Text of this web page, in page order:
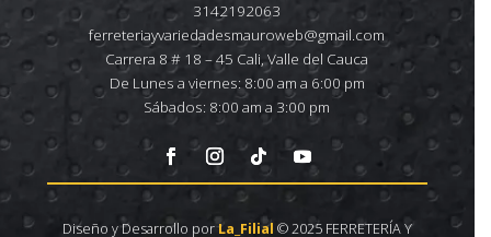
3142192063
ferreteriayvariedadesmauroweb@gmail.com
Carrera 8 # 18 – 45 Cali, Valle del Cauca
De Lunes a viernes: 8:00 am a 6:00 pm
Sábados: 8:00 am a 3:00 pm
Diseño y Desarrollo porLa_Filial © 2025 FERRETERÍA Y